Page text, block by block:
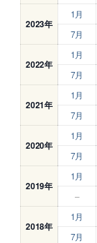
2023年
1月
7月
2022年
1月
7月
2021年
1月
7月
2020年
1月
7月
2019年
1月
–
2018年
1月
7月